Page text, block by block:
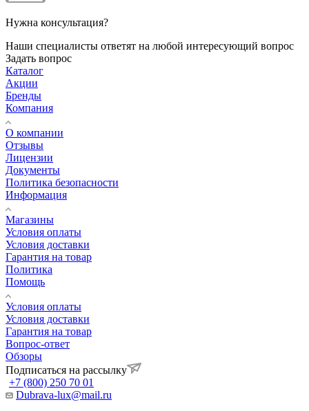
Нужна консультация?
Наши специалисты ответят на любой интересующий вопрос
Задать вопрос
Каталог
Акции
Бренды
Компания
О компании
Отзывы
Лицензии
Документы
Политика безопасности
Информация
Магазины
Условия оплаты
Условия доставки
Гарантия на товар
Политика
Помощь
Условия оплаты
Условия доставки
Гарантия на товар
Вопрос-ответ
Обзоры
Подписаться на рассылку
+7 (800) 250 70 01
Dubrava-lux@mail.ru